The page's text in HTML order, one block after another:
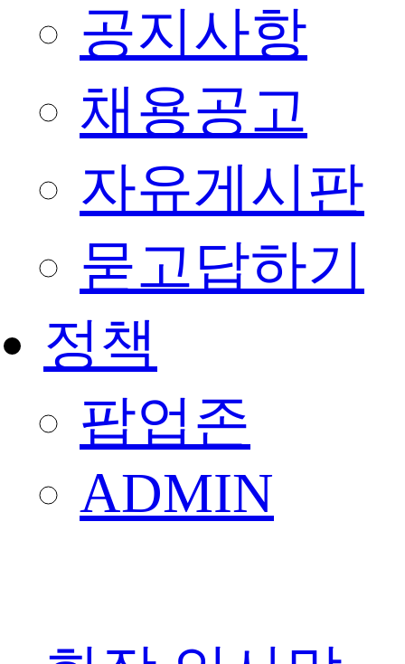
공지사항
채용공고
자유게시판
묻고답하기
정책
팝업존
ADMIN